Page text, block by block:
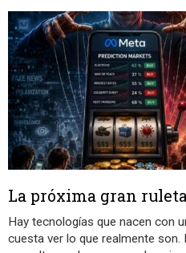
La próxima gran
Hay tecnologías que nacen con
cuesta ver lo que realmente